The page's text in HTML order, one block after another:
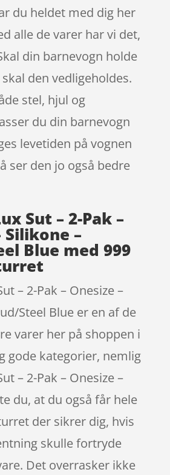
du heldet med dig her
alle de varer har vi det,
din barnevogn holde
den vedligeholdes.
stel, hjul og
du din barnevogn
levetiden på vognen
ser den jo også bedre
Sut – 2-Pak –
Silikone –
Blue med 999
– 2-Pak – Onesize –
Steel Blue er en af de
varer her på shoppen i
gode kategorier, nemlig
– 2-Pak – Onesize –
du, at du også får hele
der sikrer dig, hvis
skulle fortryde
Det overrasker ikke